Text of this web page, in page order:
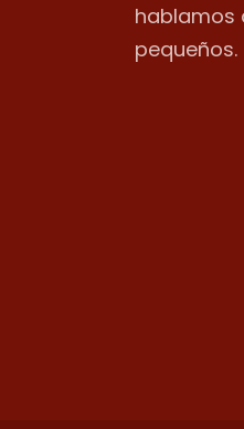
hablamos
pequeños.